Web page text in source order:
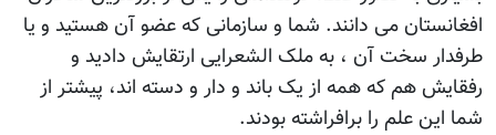
افغانستان می دانند. شما و سازمانی که عضو آن هستيد و يا
طرفدار سخت آن ، به ملک الشعرايی ارتقايش داديد و
رفقايش هم که همه از يک باند و دار و دسته اند، پيشتر از
شما اين علم را برافراشته بودند.